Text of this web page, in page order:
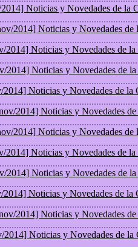
Noticias y Novedades de la
2014] Noticias y Novedades de
2014] Noticias y Novedades de
2014] Noticias y Novedades de
2014] Noticias y Novedades de la
2014] Noticias y Novedades
2014] Noticias y Novedades de
2014] Noticias y Novedades de
2014] Noticias y Novedades de
2014] Noticias y Novedades de la
2014] Noticias y Novedades
2014] Noticias y Novedades de la